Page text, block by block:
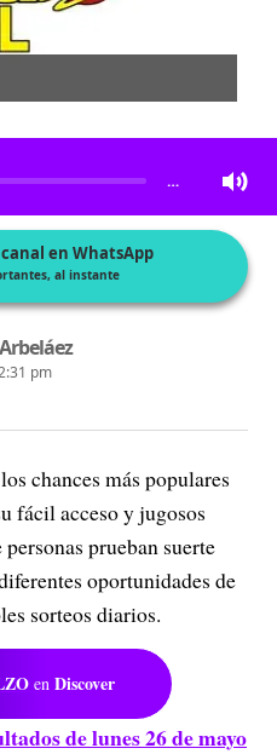
…
en WhatsApp
al instante
pm
chances más populares
fácil acceso y jugosos
prueban suerte
oportunidades de
sorteos diarios.
en Discover
de lunes 26 de mayo